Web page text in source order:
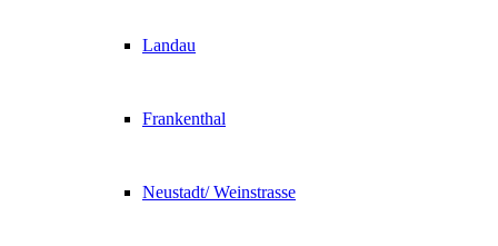
Landau
Frankenthal
Neustadt/ Weinstrasse